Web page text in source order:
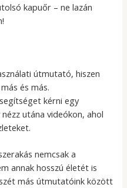
kapuőr – ne lazán
útmutató, hiszen
és más.
kérni egy
utána videókon, ahol
nemcsak a
annak hosszú életét is
más útmutatóink között